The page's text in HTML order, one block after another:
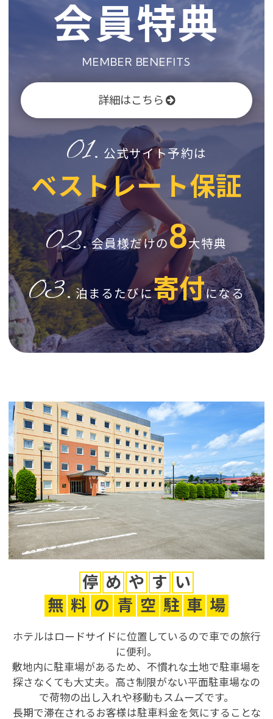
会員特典
MEMBER BENEFITS
詳細はこちら
01. 公式サイト予約は
ベストレート保証
02. 会員様だけの8大特典
03. 泊まるたびに寄付になる
停 め や す い
無 料 の 青 空 駐 車 場
ホテルはロードサイドに位置しているので車での旅行
に便利。
敷地内に駐車場があるため、不慣れな土地で駐車場を
探さなくても大丈夫。高さ制限がない平面駐車場なの
で荷物の出し入れや移動もスムーズです。
長期で滞在されるお客様は駐車料金を気にすることな